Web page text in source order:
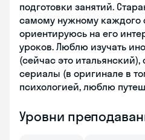
подготовки занятий.
самому нужному каждого
ориентируюсь на его
уроков. Люблю изучать
(сейчас это
сериалы (в оригинале в
психологией, люблю
Уровни